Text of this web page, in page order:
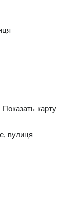
Показать карту
вулиця